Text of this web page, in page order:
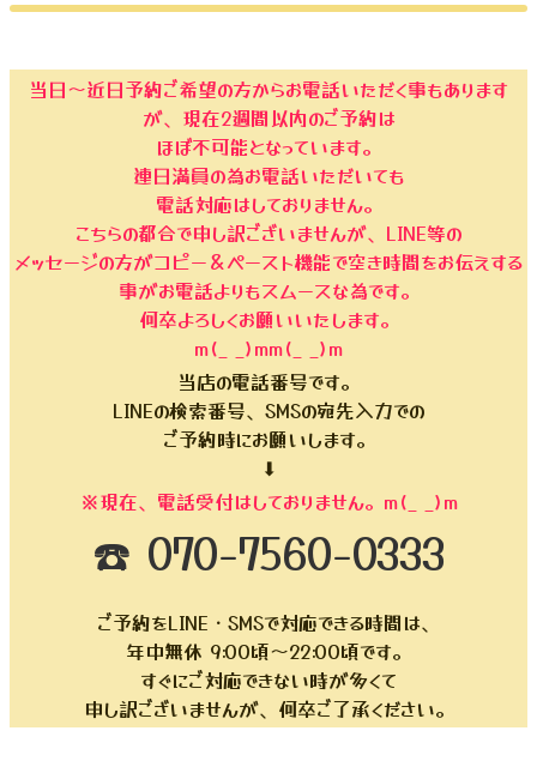
当日〜近日予約ご希望の方からお電話いただく事もあります
が、現在2週間以内のご予約は
ほぼ不可能となっています。
連日満員の為お電話いただいても
電話対応はしておりません。
こちらの都合で申し訳ございませんが、LINE等の
メッセージの方がコピー＆ペースト機能で空き時間をお伝えする
事がお電話よりもスムースな為です。
何卒よろしくお願いいたします。
m(_ _)mm(_ _)m
当店の電話番号です。
LINEの検索番号、SMSの宛先入力での
ご予約時にお願いします。
⬇︎
※現在、電話受付はしておりません。m(_ _)m
☎️ 070-7560-0333
ご予約をLINE・SMSで対応できる時間は、
年中無休 9:00頃〜22:00頃です。
すぐにご対応できない時が多くて
申し訳ございませんが、何卒ご了承ください。